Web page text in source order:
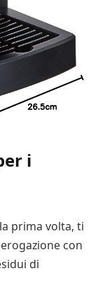
i
prima volta, ti
con
di